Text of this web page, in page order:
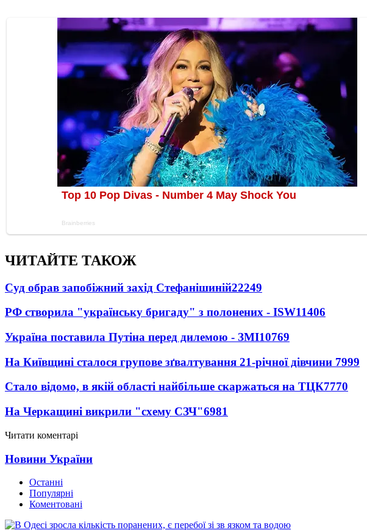
ЧИТАЙТЕ ТАКОЖ
Суд обрав запобіжний захід Стефанішиній22249
РФ створила "українську бригаду" з полонених - ISW11406
Україна поставила Путіна перед дилемою - ЗМІ10769
На Київщині сталося групове зґвалтування 21-річної дівчини 7999
Стало відомо, в якій області найбільше скаржаться на ТЦК7770
На Черкащині викрили "схему СЗЧ"6981
Читати коментарі
Новини України
Останні
Популярні
Коментовані